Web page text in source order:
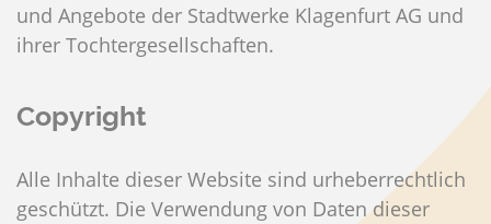
und Angebote der Stadtwerke Klagenfurt AG und
ihrer Tochtergesellschaften.
Copyright
Alle Inhalte dieser Website sind urheberrechtlich
geschützt. Die Verwendung von Daten dieser